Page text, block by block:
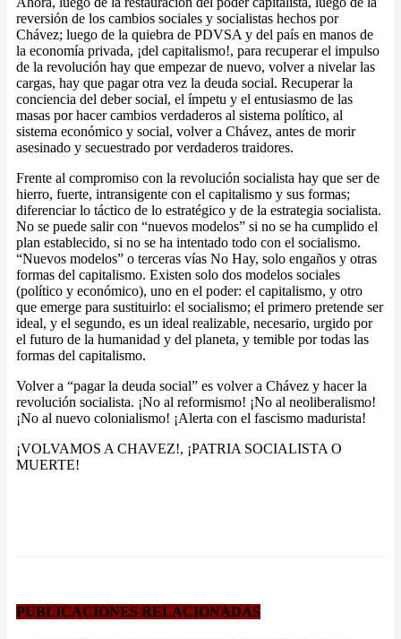
reversión de los cambios sociales y socialistas hechos por
Chávez; luego de la quiebra de PDVSA y del país en manos de
la economía privada, ¡del capitalismo!, para recuperar el impulso
de la revolución hay que empezar de nuevo, volver a nivelar las
cargas, hay que pagar otra vez la deuda social. Recuperar la
conciencia del deber social, el ímpetu y el entusiasmo de las
masas por hacer cambios verdaderos al sistema político, al
sistema económico y social, volver a Chávez, antes de morir
asesinado y secuestrado por verdaderos traidores.
Frente al compromiso con la revolución socialista hay que ser de
hierro, fuerte, intransigente con el capitalismo y sus formas;
diferenciar lo táctico de lo estratégico y de la estrategia socialista.
No se puede salir con “nuevos modelos” si no se ha cumplido el
plan establecido, si no se ha intentado todo con el socialismo.
“Nuevos modelos” o terceras vías No Hay, solo engaños y otras
formas del capitalismo. Existen solo dos modelos sociales
(político y económico), uno en el poder: el capitalismo, y otro
que emerge para sustituirlo: el socialismo; el primero pretende ser
ideal, y el segundo, es un ideal realizable, necesario, urgido por
el futuro de la humanidad y del planeta, y temible por todas las
formas del capitalismo.
Volver a “pagar la deuda social” es volver a Chávez y hacer la
revolución socialista. ¡No al reformismo! ¡No al neoliberalismo!
¡No al nuevo colonialismo! ¡Alerta con el fascismo madurista!
¡VOLVAMOS A CHAVEZ!, ¡PATRIA SOCIALISTA O
MUERTE!
PUBLICACIONES RELACIONADAS